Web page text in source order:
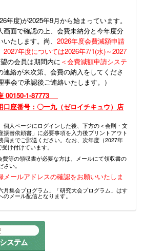
年度)が2025年9月から始まっています。
画面で確認の上、会費未納分と今年度分
たします。尚、 2026年度会費減額申請
2027年度については2026年7/1(水)～2027
の会員は期間内に ＜会費減額申請システ
連絡が来次第、会費の納入をしてくださ
会で承認後ご連絡いたします。）
00150-1-87773
口座番号：〇一九（ゼロイチキュウ）店
個人ページにログインした後、下方の＜会則・文
振替依頼書」に必要事項を入力後プリントアウト
局までご郵送ください。なお、次年度（2027年
け付けています。
費等の領収書が必要な方は、メールにて領収書の
い。
ールアドレスの確認をお願いいたしま
月集会プログラム」「研究大会プログラム」はす
のメール配信となります。